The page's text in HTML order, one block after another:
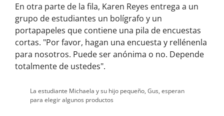
En otra parte de la fila, Karen Reyes entrega a un
grupo de estudiantes un bolígrafo y un
portapapeles que contiene una pila de encuestas
cortas. "Por favor, hagan una encuesta y rellénenla
para nosotros. Puede ser anónima o no. Depende
totalmente de ustedes".
La estudiante Michaela y su hijo pequeño, Gus, esperan
para elegir algunos productos